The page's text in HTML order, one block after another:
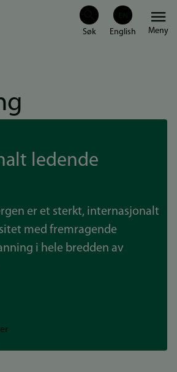
Meny
ledende
er et sterkt, internasjonalt
med fremragende
i hele bredden av